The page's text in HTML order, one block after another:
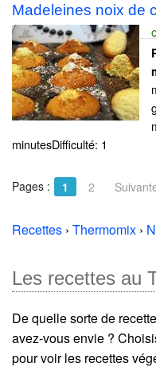
Madeleines noix de
minutesDifficulté: 1
Pages : 1 2
Recettes › Thermomix ›
Les recettes au
De quelle sorte de
avez-vous envie ?
pour voir les recettes